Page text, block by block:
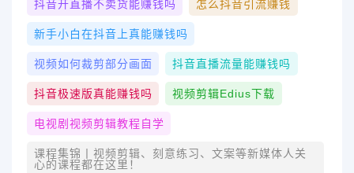
抖音开直播不卖货能赚钱吗 怎么抖音引流赚钱
新手小白在抖音上真能赚钱吗
视频如何裁剪部分画面 抖音直播流量能赚钱吗
抖音极速版真能赚钱吗 视频剪辑edius下载
电视剧视频剪辑教程自学
课程集锦丨视频剪辑、刻意练习、文案等新媒体人关
心的课程都在这里！